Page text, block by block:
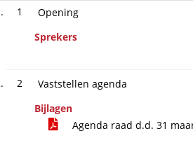
1
Opening
Sprekers
2
Vaststellen agenda
Bijlagen
Agenda raad d.d. 31